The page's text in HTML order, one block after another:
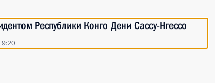
Республики Конго Дени Сассу-Нгессо